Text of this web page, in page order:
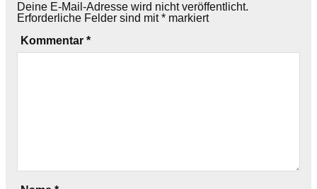
Deine E-Mail-Adresse wird nicht veröffentlicht.
Erforderliche Felder sind mit* markiert
Kommentar *